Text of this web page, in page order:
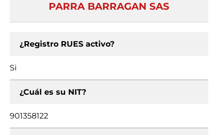
PARRA BARRAGAN SAS
¿Registro RUES activo?
Si
¿Cuál es su NIT?
901358122